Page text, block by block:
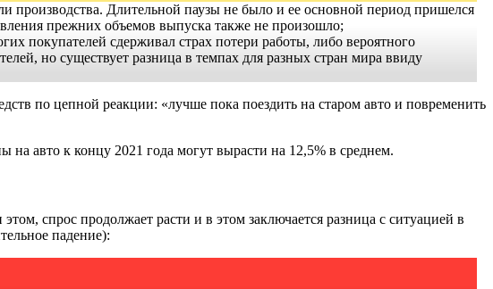
производства. Длительной паузы не было и ее основной период пришелся
прежних объемов выпуска также не произошло;
покупателей сдерживал страх потери работы, либо вероятного
но существует разница в темпах для разных стран мира ввиду
по цепной реакции: «лучше пока поездить на старом авто и повременить
авто к концу 2021 года могут вырасти на 12,5% в среднем.
спрос продолжает расти и в этом заключается разница с ситуацией в
падение):